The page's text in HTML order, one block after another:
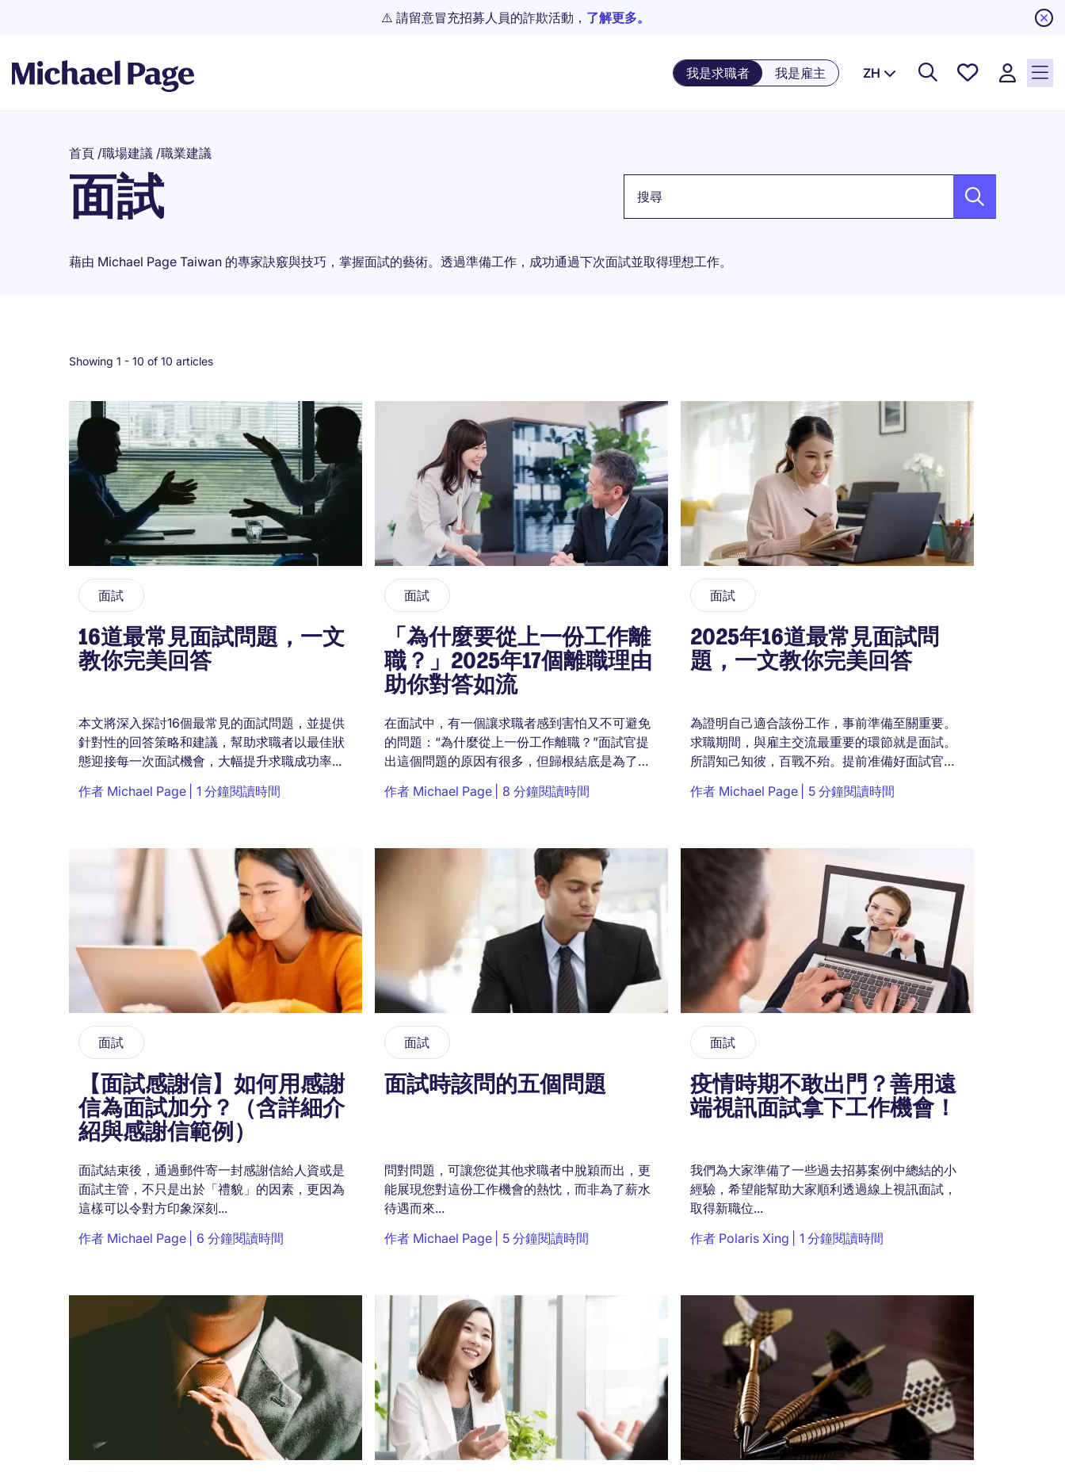
⚠️ 請留意冒充招募人員的詐欺活動， 了解更多。
我是求職者 我是雇主 ZH
儲存工
首頁 /職場建議 /職業建議
面試
藉由 Michael Page Taiwan 的專家訣竅與技巧，掌握面試的藝術。透過準備工作，成功通過下次面試並取得理想工作。
Showing 1 - 10 of 10 articles
面試
16道最常見面試問題，一文
教你完美回答
本文將深入探討16個最常見的面試問題，並提供
針對性的回答策略和建議，幫助求職者以最佳狀
態迎接每一次面試機會，大幅提升求職成功率...
作者 Michael Page 1 分鐘閱讀時間
面試
「為什麼要從上一份工作離
職？」2025年17個離職理由
助你對答如流
在面試中，有一個讓求職者感到害怕又不可避免
的問題：“為什麼從上一份工作離職？”面試官提
出這個問題的原因有很多，但歸根結底是為了能
夠更加了解你。因為從你回答離職理由中，不僅
能夠體現出你的職業規劃、能力水平、工作習慣
作者 Michael Page 8 分鐘閱讀時間
面試
2025年16道最常見面試問
題，一文教你完美回答
為證明自己適合該份工作，事前準備至關重要。
求職期間，與雇主交流最重要的環節就是面試。
所謂知己知彼，百戰不殆。提前准備好面試官可
能會問到的面試問題，將讓你的應聘事半功倍。
運用以下列舉的16個常見面試問題，備妥精簡、
作者 Michael Page 5 分鐘閱讀時間
面試
【面試感謝信】如何用感謝
信為面試加分？（含詳細介
紹與感謝信範例）
面試結束後，通過郵件寄一封感謝信給人資或是
面試主管，不只是出於「禮貌」的因素，更因為
這樣可以令對方印象深刻...
作者 Michael Page 6 分鐘閱讀時間
面試
面試時該問的五個問題
問對問題，可讓您從其他求職者中脫穎而出，更
能展現您對這份工作機會的熱忱，而非為了薪水
待遇而來...
作者 Michael Page 5 分鐘閱讀時間
面試
疫情時期不敢出門？善用遠
端視訊面試拿下工作機會！
我們為大家準備了一些過去招募案例中總結的小
經驗，希望能幫助大家順利透過線上視訊面試，
取得新職位...
作者 Polaris Xing 1 分鐘閱讀時間